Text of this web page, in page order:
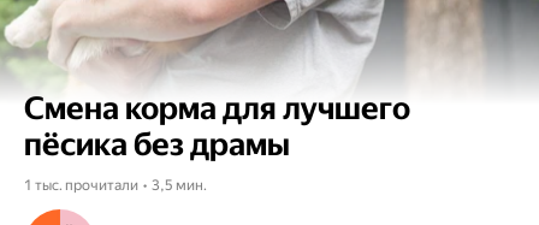
Смена корма для лучшего
пёсика без драмы
1 тыс. прочитали • 3,5 мин.